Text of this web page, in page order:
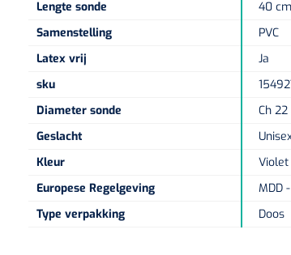
Lengte sonde
40 cm
Samenstelling
PVC
Latex vrij
Ja
sku
Diameter sonde
Ch 22
Geslacht
Kleur
Violet
Europese Regelgeving
MDD
Type verpakking
Doos